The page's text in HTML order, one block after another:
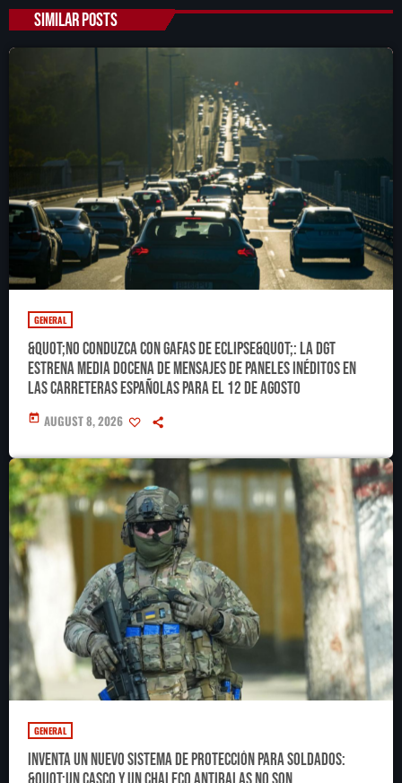
SIMILAR POSTS
GENERAL
&quot;No conduzca con gafas de eclipse&quot;: la DGT
estrena media docena de mensajes de paneles inéditos en
las carreteras españolas para el 12 de agosto
today AUGUST 8, 2026
GENERAL
Inventa un nuevo sistema de protección para soldados: